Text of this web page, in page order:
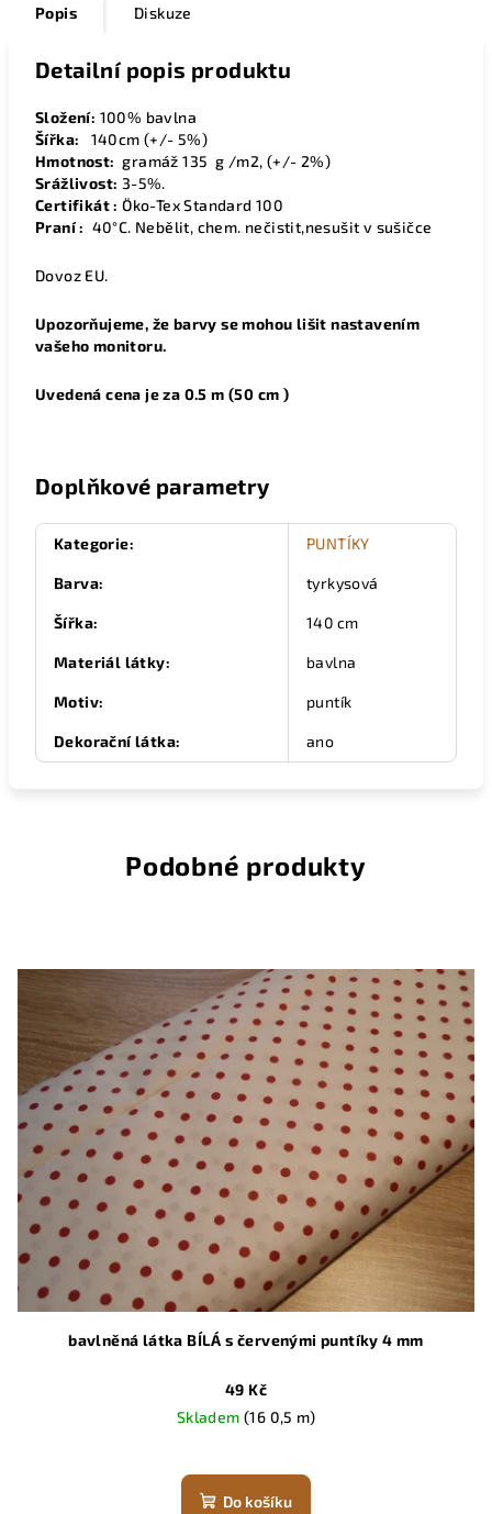
Popis Diskuze
Detailní popis produktu
Složení: 100% bavlna
Šířka: 140cm (+/- 5%)
Hmotnost: gramáž 135 g /m2, (+/- 2%)
Srážlivost: 3-5%.
Certifikát : Öko-Tex Standard 100
Praní : 40°C. Nebělit, chem. nečistit,nesušit v sušičce
Dovoz EU.
Upozorňujeme, že barvy se mohou lišit nastavením
vašeho monitoru.
Uvedená cena je za 0.5 m (50 cm )
Doplňkové parametry
Kategorie: PUNTÍKY
Barva: tyrkysová
Šířka: 140 cm
Materiál látky: bavlna
Motiv: puntík
Dekorační látka: ano
Podobné produkty
bavlněná látka BÍLÁ s červenými puntíky 4 mm
49 Kč
Skladem(16 0,5 m)
Do košíku